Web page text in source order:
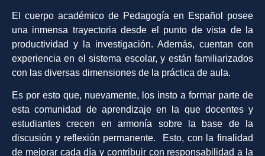
El cuerpo académico de Pedagogía en Español posee
una inmensa trayectoria desde el punto de vista de la
productividad y la investigación. Además, cuentan con
experiencia en el sistema escolar, y están familiarizados
con las diversas dimensiones de la práctica de aula.
Es por esto que, nuevamente, los insto a formar parte de
esta comunidad de aprendizaje en la que docentes y
estudiantes crecen en armonía sobre la base de la
discusión y reflexión permanente. Esto, con la finalidad
de mejorar cada día y contribuir con responsabilidad a la